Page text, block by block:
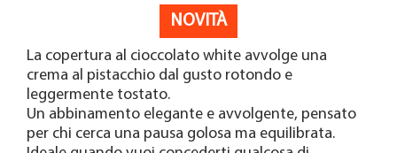
NOVITÀ
La copertura al cioccolato white avvolge una
crema al pistacchio dal gusto rotondo e
leggermente tostato.
Un abbinamento elegante e avvolgente, pensato
per chi cerca una pausa golosa ma equilibrata.